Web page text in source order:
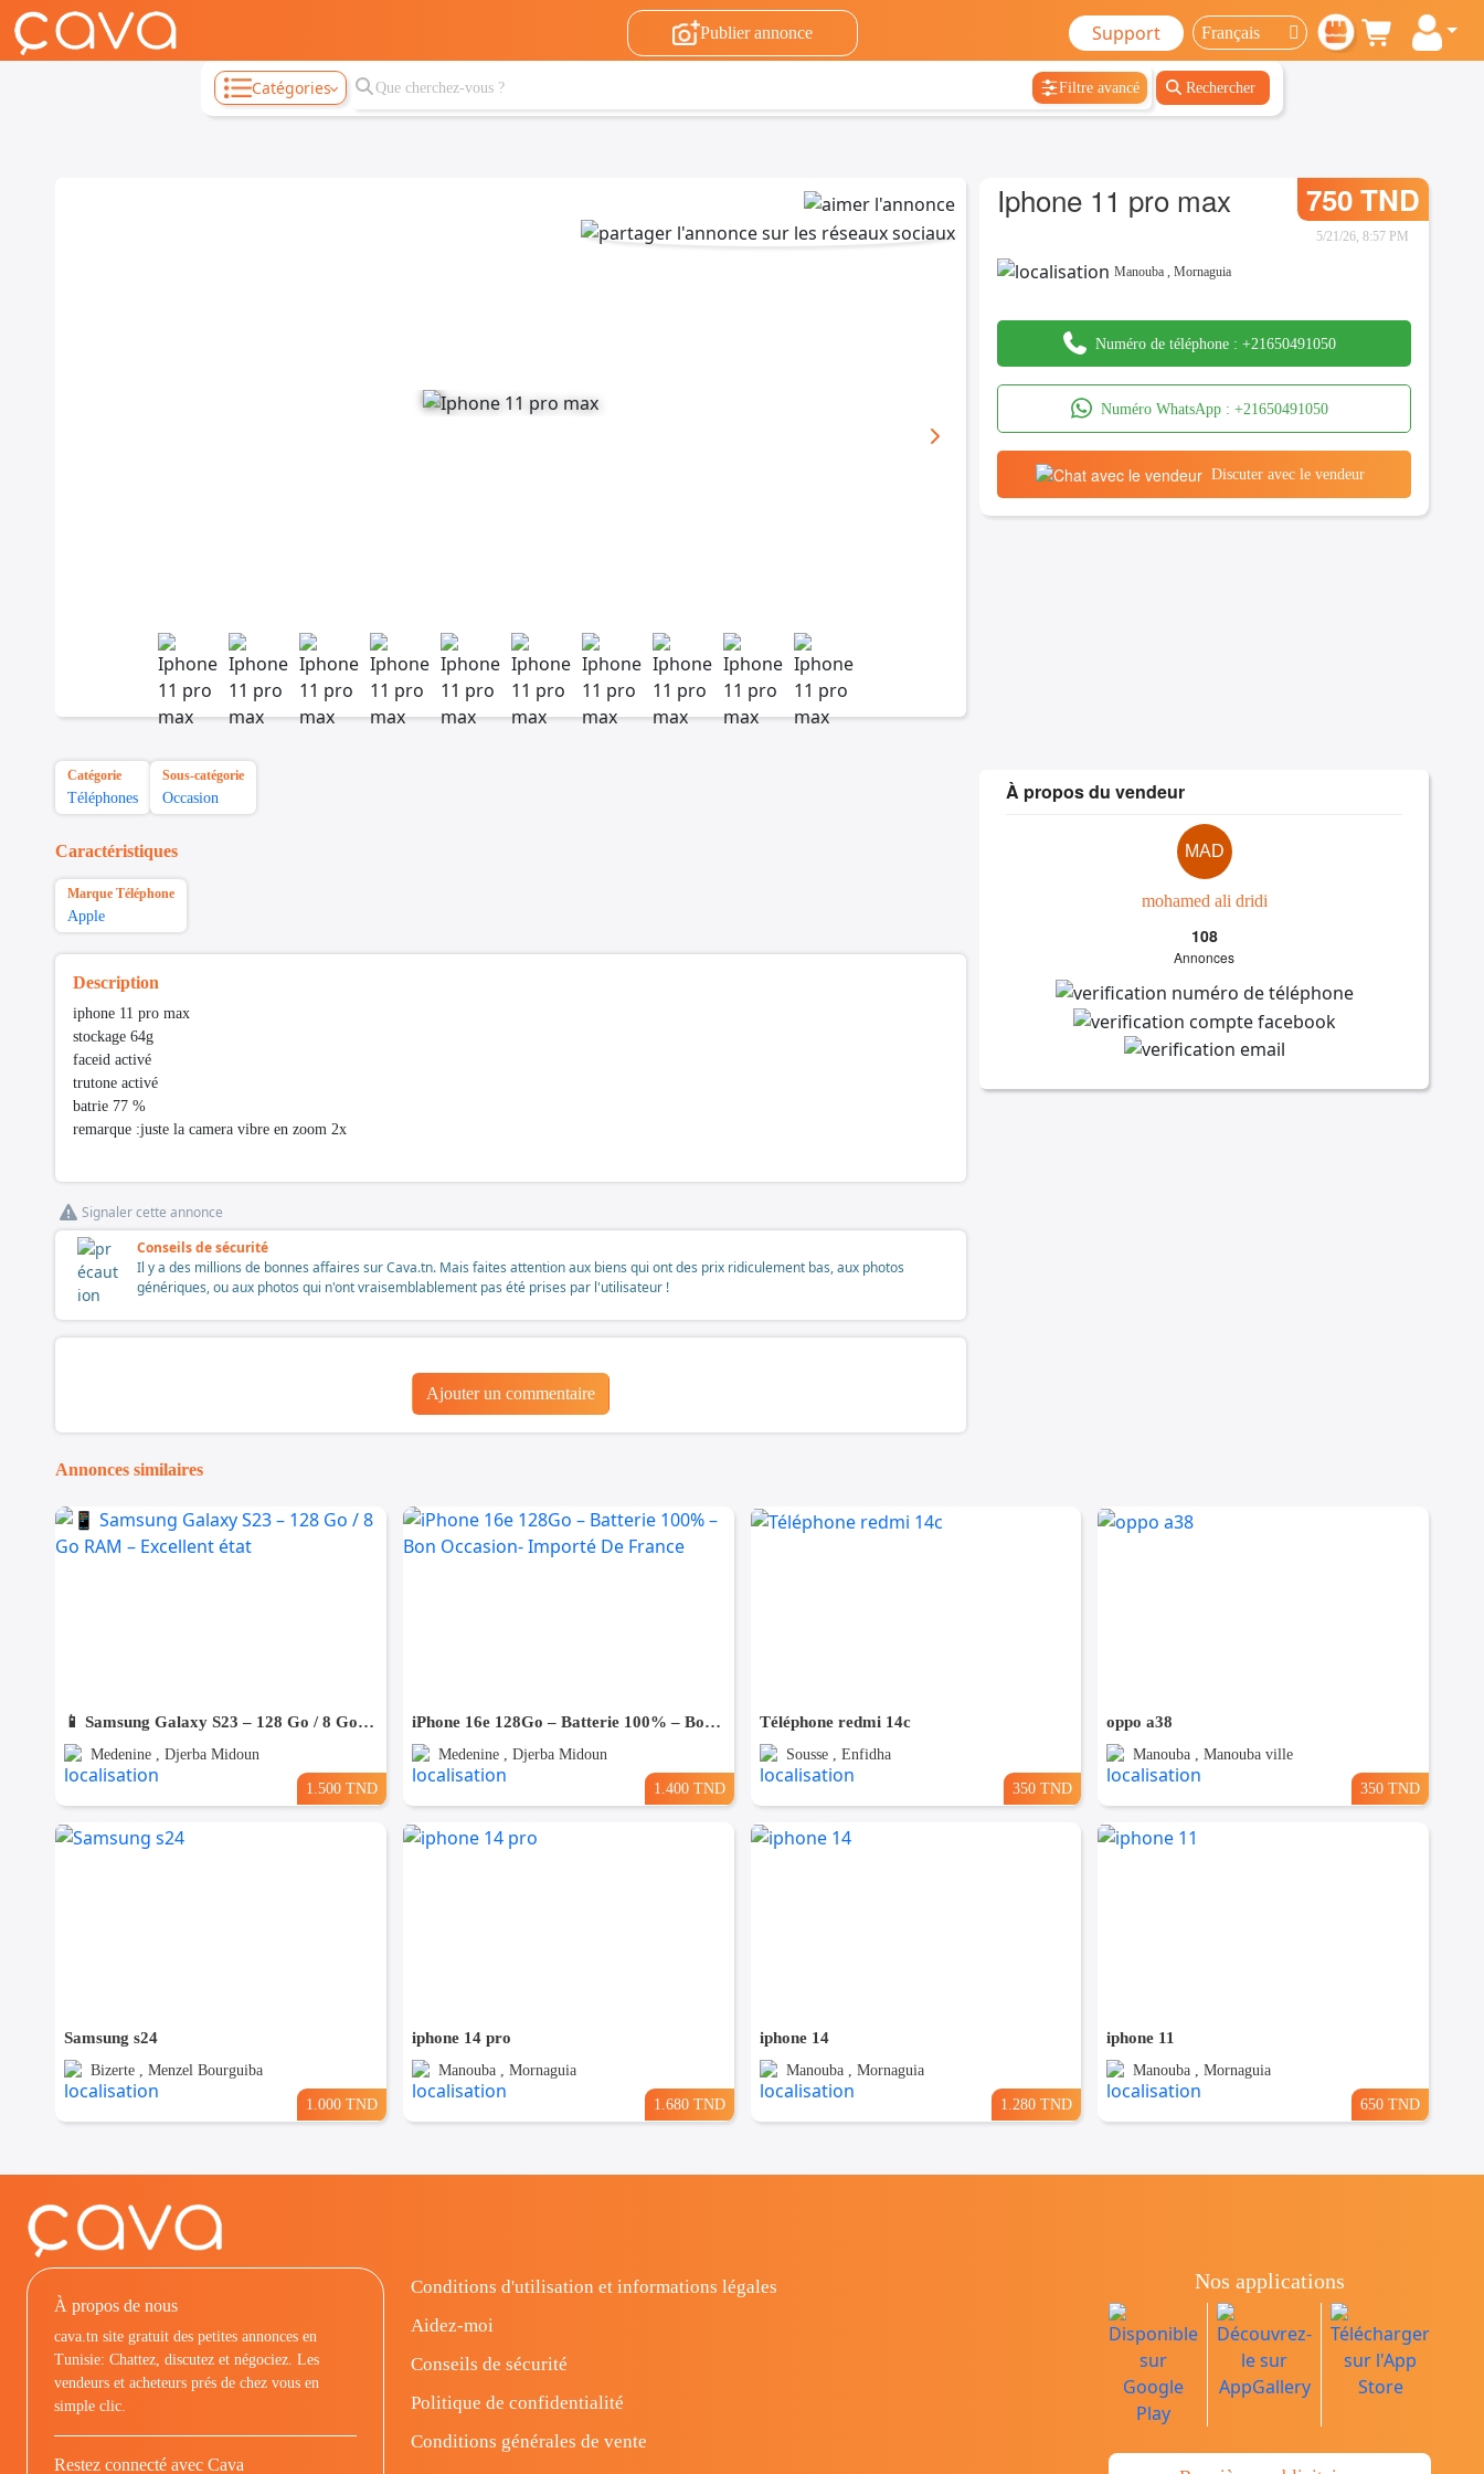
Publier annonce Support
Catégories Filtre avancé Rechercher
Iphone 11 pro max 750 TND
5/21/26, 8:57 PM
Manouba ,Mornaguia
Numéro de téléphone :+21650491050
Numéro WhatsApp : +21650491050
Discuter avec le vendeur
Catégorie
Téléphones
Sous-catégorie
Occasion
Caractéristiques
Marque Téléphone
Apple
Description
iphone 11 pro max
stockage 64g
faceid activé
trutone activé
batrie 77 %
remarque :juste la camera vibre en zoom 2x
Signaler cette annonce
Conseils de sécurité
Il y a des millions de bonnes affaires sur Cava.tn. Mais faites attention aux biens qui ont des prix ridiculement bas, aux photos
génériques, ou aux photos qui n'ont vraisemblablement pas été prises par l'utilisateur !
Ajouter un commentaire
À propos du vendeur
MAD
mohamed ali dridi
108
Annonces
Annonces similaires
📱 Samsung Galaxy S23 – 128 Go / 8 Go RAM – Excellent état
Medenine , Djerba Midoun
1.500 TND
iPhone 16e 128Go – Batterie 100% – Bon Occasion- Importé De France
Medenine , Djerba Midoun
1.400 TND
Téléphone redmi 14c
Sousse , Enfidha
350 TND
oppo a38
Manouba , Manouba ville
350 TND
Samsung s24
Bizerte , Menzel Bourguiba
1.000 TND
iphone 14 pro
Manouba , Mornaguia
1.680 TND
iphone 14
Manouba , Mornaguia
1.280 TND
iphone 11
Manouba , Mornaguia
650 TND
À propos de nous
cava.tn site gratuit des petites annonces en
Tunisie: Chattez, discutez et négociez. Les
vendeurs et acheteurs prés de chez vous en
simple clic.
Restez connecté avec Cava
Conditions d'utilisation et informations légales
Aidez-moi
Conseils de sécurité
Politique de confidentialité
Conditions générales de vente
Nos applications